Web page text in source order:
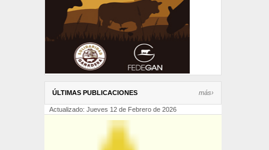
ÚLTIMAS PUBLICACIONES más›
Actualizado: Jueves 12 de Febrero de 2026